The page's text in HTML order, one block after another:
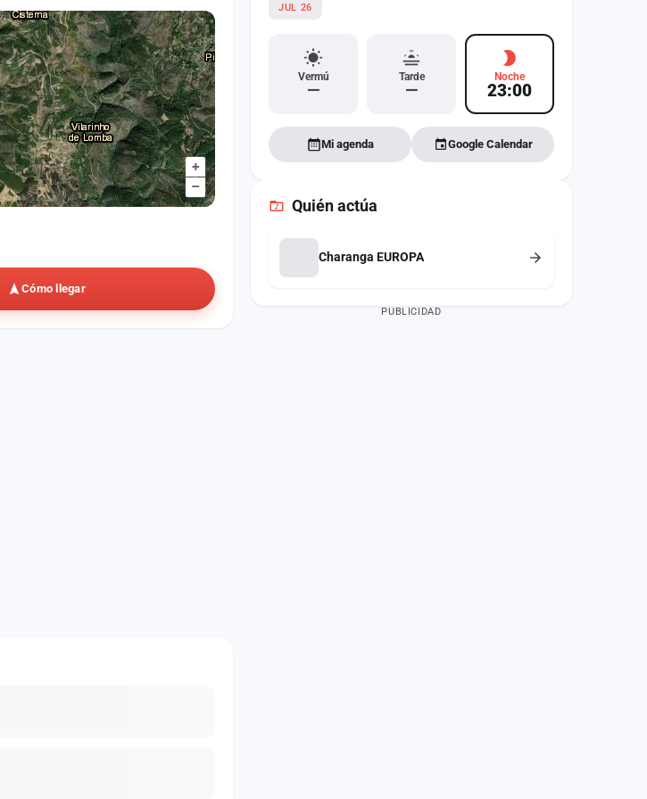
+
–
Cómo llegar
JUL 26
Vermú
—
Tarde
—
Noche
23:00
Mi agenda Google Calendar
Quién actúa
Charanga EUROPA
PUBLICIDAD